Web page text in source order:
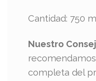
Cantidad: 750
Nuestro
completa del